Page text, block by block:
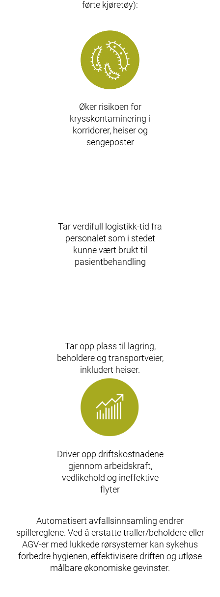
førte kjøretøy):
Øker risikoen for
krysskontaminering i
korridorer, heiser og
sengeposter
Tar verdifull logistikk‑tid fra
personalet som i stedet
kunne vært brukt til
pasientbehandling
Tar opp plass til lagring,
beholdere og transportveier,
inkludert heiser.
Driver opp driftskostnadene
gjennom arbeidskraft,
vedlikehold og ineffektive
flyter
Automatisert avfallsinnsamling endrer
spillereglene. Ved å erstatte traller/beholdere eller
AGV-er med lukkede rørsystemer kan sykehus
forbedre hygienen, effektivisere driften og utløse
målbare økonomiske gevinster.